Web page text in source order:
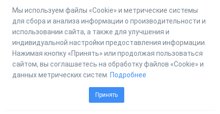
Мы используем файлы «Cookie» и метрические системы
для сбора и анализа информации о производительности и
использовании сайта, а также для улучшения и
индивидуальной настройки предоставления информации.
Нажимая кнопку «Принять» или продолжая пользоваться
сайтом, вы соглашаетесь на обработку файлов «Cookie» и
данных метрических систем. Подробнее
Принять